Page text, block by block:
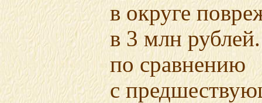
в округе
в 3 млн
по сравнению
с